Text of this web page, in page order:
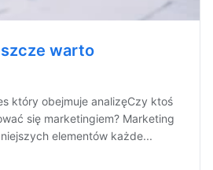
warto
który obejmuje analizęCzy ktoś
się marketingiem? Marketing
elementów każde...